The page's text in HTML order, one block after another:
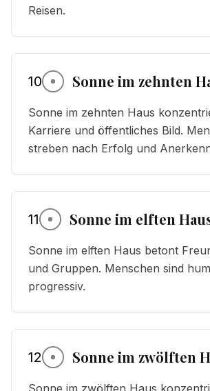
Reisen.
10 Sonne im zehnten
Sonne im zehnten Haus
Karriere und öffentliches Bild.
streben nach Erfolg und
11 Sonne im elften
Sonne im elften Haus betont
und Gruppen. Menschen sind
progressiv.
12 Sonne im zwölften
Sonne im zwölften Haus